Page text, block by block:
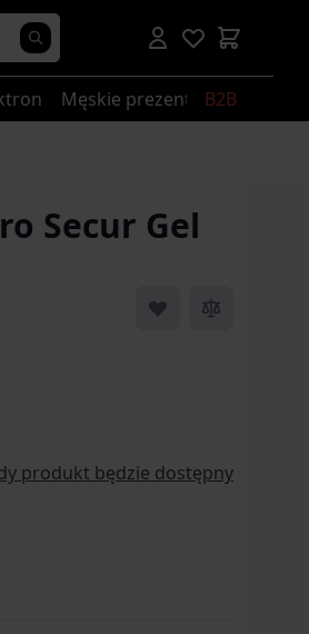
Męskie prezenty B2B
Secur Gel
produkt będzie dostępny